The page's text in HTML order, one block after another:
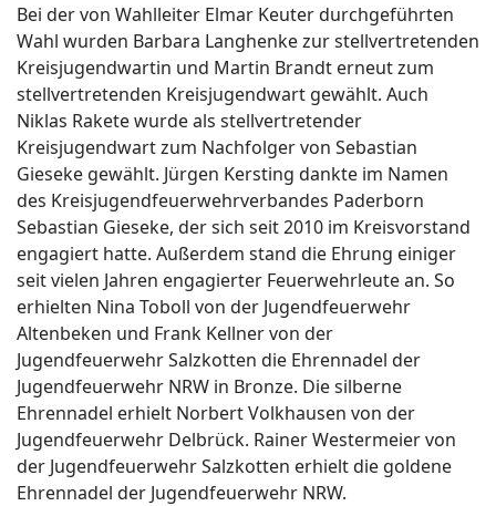
Bei der von Wahlleiter Elmar Keuter durchgeführten
Wahl wurden Barbara Langhenke zur stellvertretenden
Kreisjugendwartin und Martin Brandt erneut zum
stellvertretenden Kreisjugendwart gewählt. Auch
Niklas Rakete wurde als stellvertretender
Kreisjugendwart zum Nachfolger von Sebastian
Gieseke gewählt. Jürgen Kersting dankte im Namen
des Kreisjugendfeuerwehrverbandes Paderborn
Sebastian Gieseke, der sich seit 2010 im Kreisvorstand
engagiert hatte. Außerdem stand die Ehrung einiger
seit vielen Jahren engagierter Feuerwehrleute an. So
erhielten Nina Toboll von der Jugendfeuerwehr
Altenbeken und Frank Kellner von der
Jugendfeuerwehr Salzkotten die Ehrennadel der
Jugendfeuerwehr NRW in Bronze. Die silberne
Ehrennadel erhielt Norbert Volkhausen von der
Jugendfeuerwehr Delbrück. Rainer Westermeier von
der Jugendfeuerwehr Salzkotten erhielt die goldene
Ehrennadel der Jugendfeuerwehr NRW.